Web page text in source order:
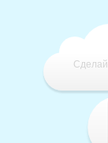
Сделай